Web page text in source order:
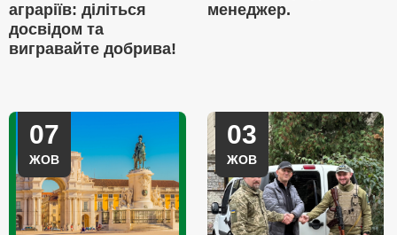
аграріїв: діліться
досвідом та
вигравайте добрива!
менеджер.
07
ЖОВ
03
ЖОВ